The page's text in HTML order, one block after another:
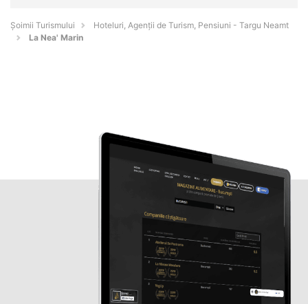
Șoimii Turismului
Hoteluri, Agenții de Turism, Pensiuni - Targu Neamt
La Nea' Marin